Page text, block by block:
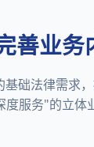
善业务
基础法律需求
度服务"的立体